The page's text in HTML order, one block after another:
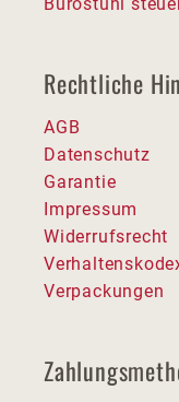
Rechtliche
AGB
Datenschutz
Garantie
Impressum
Widerrufsrecht
Verpackungen